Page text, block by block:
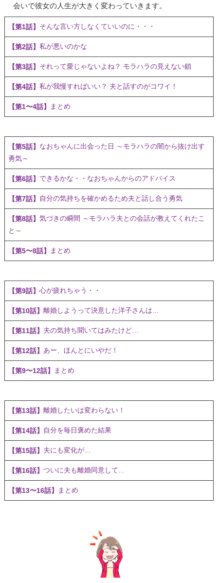
会いで彼女の人生が大きく変わっていきます。
【第1話】 そんな言い方しなくていいのに・・・
【第2話】私が悪いのかな
【第3話】 それって愛じゃないよね？ モラハラの見えない鎖
【第4話】私が我慢すればいい？ 夫と話すのがコワイ！
【第1〜4話】 まとめ
【第5話】 なおちゃんに出会った日 ～モラハラの闇から抜け出す
勇気～
【第6話】 できるかな・・なおちゃんからのアドバイス
【第7話】 自分の気持ちを確かめるため夫と話し合う勇気
【第8話】気づきの瞬間 ～モラハラ夫との会話が教えてくれたこ
と～
【第5〜8話】 まとめ
【第9話】心が疲れちゃう・・
【第10話】離婚しようって決意した洋子さんは…
【第11話】 夫の気持ち聞いてはみたけど…
【第12話】あー、ほんとにいやだ！
【第9〜12話】 まとめ
【第13話】離婚したいは変わらない！
【第14話】 自分を毎日褒めた結果
【第15話】 夫にも変化が…
【第16話】ついに夫も離婚同意して…
【第13〜16話】 まとめ